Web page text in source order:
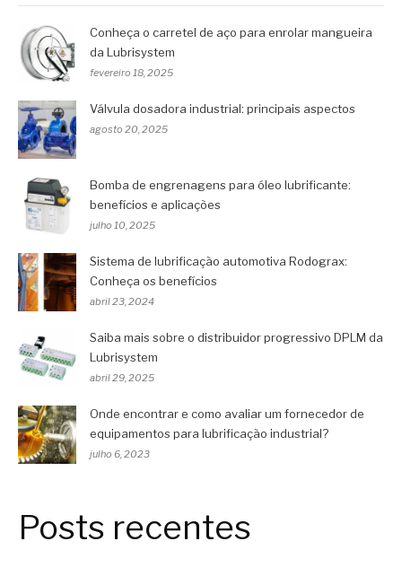
Conheça o carretel de aço para enrolar mangueira
da Lubrisystem
fevereiro 18, 2025
Válvula dosadora industrial: principais aspectos
agosto 20, 2025
Bomba de engrenagens para óleo lubrificante:
benefícios e aplicações
julho 10, 2025
Sistema de lubrificação automotiva Rodograx:
Conheça os benefícios
abril 23, 2024
Saiba mais sobre o distribuidor progressivo DPLM da
Lubrisystem
abril 29, 2025
Onde encontrar e como avaliar um fornecedor de
equipamentos para lubrificação industrial?
julho 6, 2023
Posts recentes